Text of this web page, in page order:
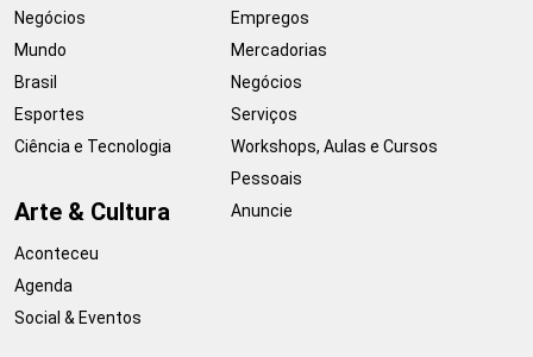
Negócios
Mundo
Brasil
Esportes
Ciência e Tecnologia
Arte & Cultura
Aconteceu
Agenda
Social & Eventos
Empregos
Mercadorias
Negócios
Serviços
Workshops, Aulas e Cursos
Pessoais
Anuncie